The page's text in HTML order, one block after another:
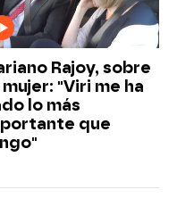
Rajoy, sobre
mujer: "Viri me ha
lo más
que